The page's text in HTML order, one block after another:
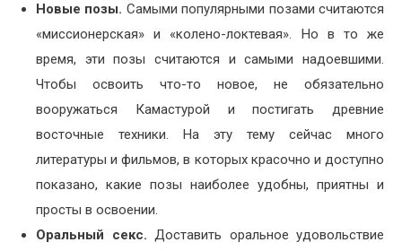
Новые позы. Самыми популярными позами считаются
«миссионерская» и «колено-локтевая». Но в то же
время, эти позы считаются и самыми надоевшими.
Чтобы освоить что-то новое, не обязательно
вооружаться Камастурой и постигать древние
восточные техники. На эту тему сейчас много
литературы и фильмов, в которых красочно и доступно
показано, какие позы наиболее удобны, приятны и
просты в освоении.
Оральный секс. Доставить оральное удовольствие